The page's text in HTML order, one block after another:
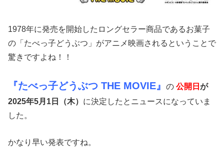
1978年に発売を開始したロングセラー商品であるお菓子
の「たべっ子どうぶつ」がアニメ映画されるということで
驚きですよね！！
『たべっ子どうぶつ THE MOVIE』 の 公開日 が
2025年5月1日（木） に決定したとニュースになっていま
した。
かなり早い発表ですね。